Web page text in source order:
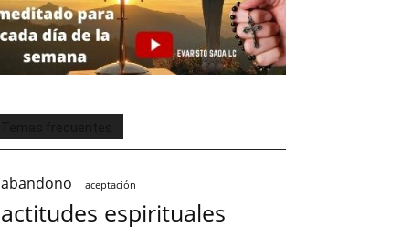
abandono aceptación
actitudes espirituales